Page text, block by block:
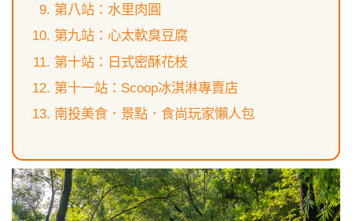
第八站：水里肉圓
第九站：心太軟臭豆腐
第十站：日式密酥花枝
第十一站：Scoop冰淇淋專賣店
南投美食．景點．食尚玩家懶人包